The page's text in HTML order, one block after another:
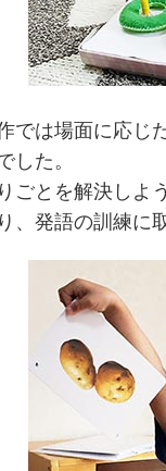
では場面に応じ
した。
ごとを解決しよ
、発語の訓練に